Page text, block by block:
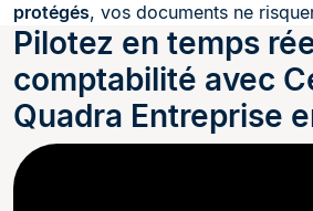
protégés, vos documents ne
Pilotez en temps
comptabilité avec
Quadra Entreprise